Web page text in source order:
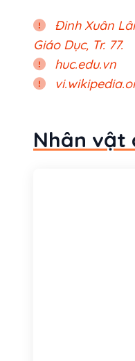
Đinh Xuân
Giáo Dục, Tr. 77.
huc.edu.vn
Nhân vật